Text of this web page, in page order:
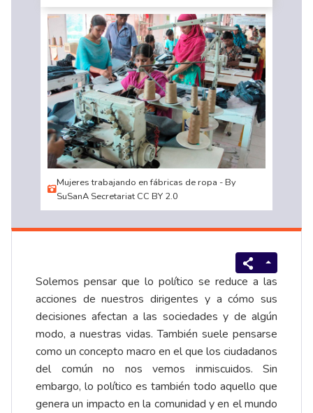
Mujeres trabajando en fábricas de ropa - By
SuSanA Secretariat CC BY 2.0
Solemos pensar que lo político se reduce a las
acciones de nuestros dirigentes y a cómo sus
decisiones afectan a las sociedades y de algún
modo, a nuestras vidas. También suele pensarse
como un concepto macro en el que los ciudadanos
del común no nos vemos inmiscuidos. Sin
embargo, lo político es también todo aquello que
genera un impacto en la comunidad y en el mundo